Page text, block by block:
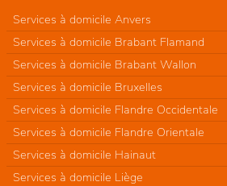
Services à domicile Anvers
Services à domicile Brabant Flamand
Services à domicile Brabant Wallon
Services à domicile Bruxelles
Services à domicile Flandre Occidentale
Services à domicile Flandre Orientale
Services à domicile Hainaut
Services à domicile Liège